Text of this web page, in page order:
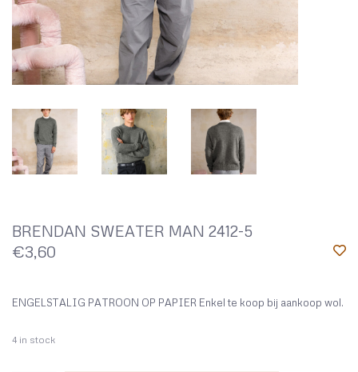
BRENDAN SWEATER MAN 2412-5
€3,60
ENGELSTALIG PATROON OP PAPIER Enkel te koop bij aankoop wol.
4 in stock